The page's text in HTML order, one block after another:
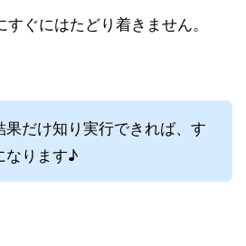
ぐにはたどり着きません。
果だけ知り実行できれば、す
なります♪